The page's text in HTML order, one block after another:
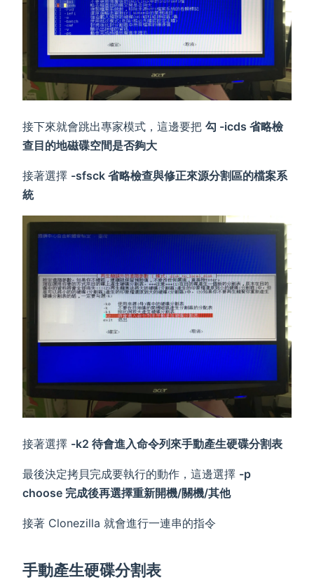
接下來就會跳出專家模式，這邊要把 勾 -icds 省略檢
查目的地磁碟空間是否夠大
接著選擇 -sfsck 省略檢查與修正來源分割區的檔案系
統
接著選擇 -k2 待會進入命令列來手動產生硬碟分割表
最後決定拷貝完成要執行的動作，這邊選擇 -p
choose 完成後再選擇重新開機/關機/其他
接著 Clonezilla 就會進行一連串的指令
手動產生硬碟分割表